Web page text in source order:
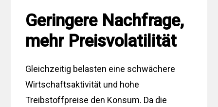
Geringere Nachfrage,
mehr Preisvolatilität
Gleichzeitig belasten eine schwächere
Wirtschaftsaktivität und hohe
Treibstoffpreise den Konsum. Da die